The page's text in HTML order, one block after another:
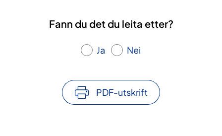
Fann du det du leita etter?
Ja Nei
PDF-utskrift